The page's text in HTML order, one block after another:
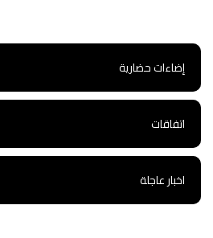
إضاءات حضارية
اتفاقات
اخبار عاجلة